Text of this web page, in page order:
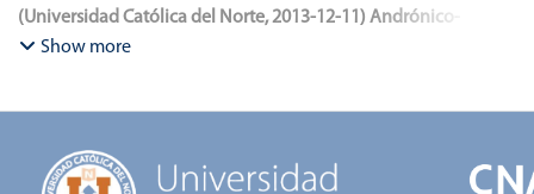
(Universidad Católica del Norte,2013-12-11 ) Andrónico-
Cangana, Javier Enrique
Show more